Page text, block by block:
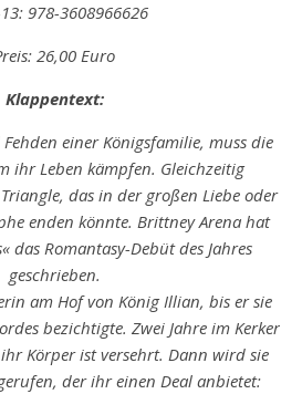
978-3608966626
26,00 Euro
Klappentext:
einer Königsfamilie, muss die
ihr Leben kämpfen. Gleichzeitig
das in der großen Liebe oder
enden könnte. Brittney Arena hat
das Romantasy-Debüt des Jahres
geschrieben.
am Hof von König Illian, bis er sie
bezichtigte. Zwei Jahre im Kerker
Körper ist versehrt. Dann wird sie
der ihr einen Deal anbietet: